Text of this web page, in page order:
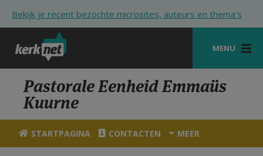
Bekijk je recent bezochte microsites, auteurs en thema's
MENU
STARTPAGINA
KERK
VIERINGEN
Pastorale Eenheid Emmaüs
Kuurne
STARTPAGINA CONTACTEN MEER